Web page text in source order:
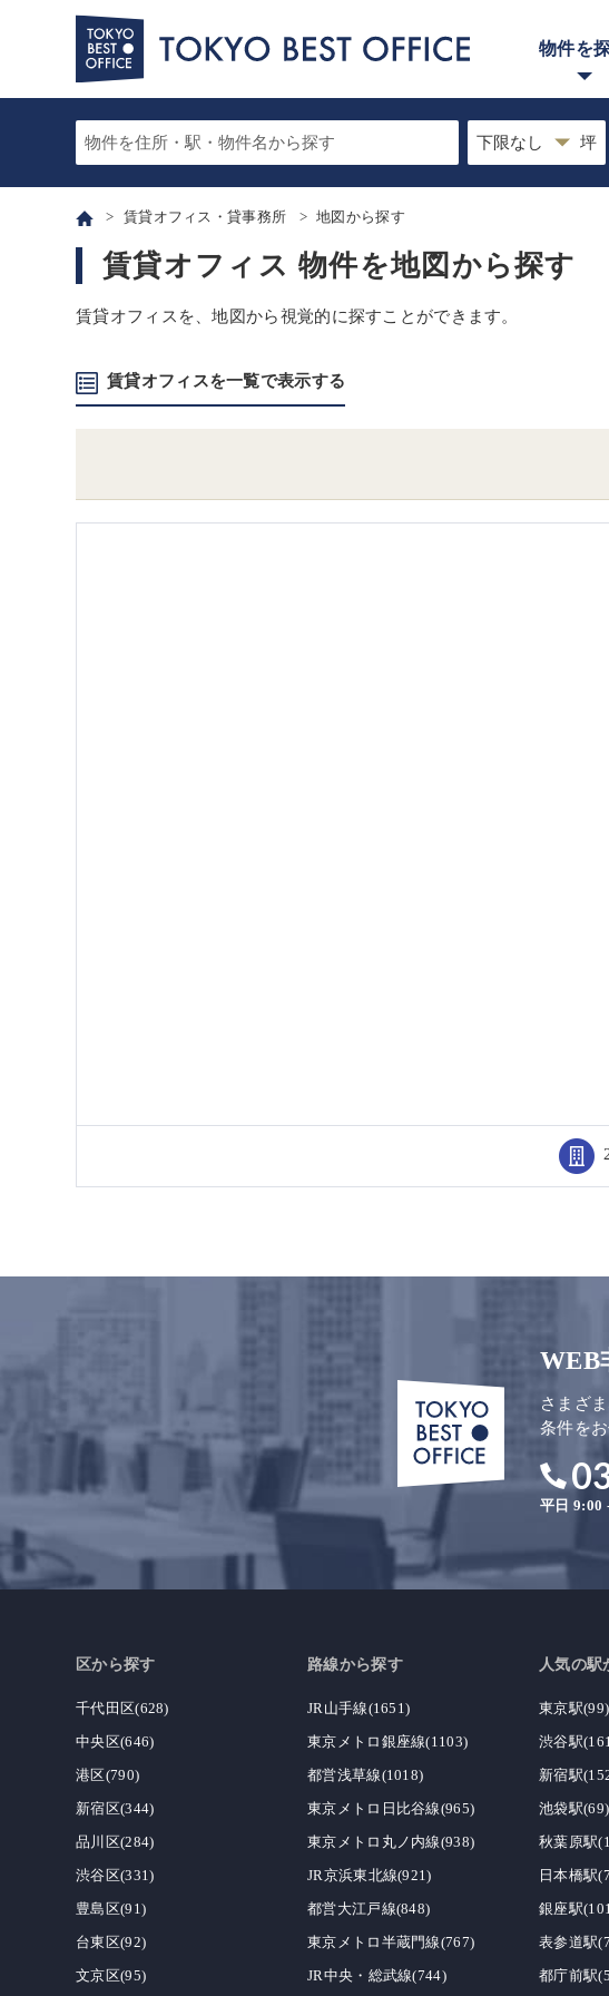
物件を
賃貸オフィス・貸事務所 地図から探す
賃貸オフィス 物件を地図から探す
賃貸オフィスを、地図から視覚的に探すことができます。
賃貸オフィスを一覧で表示する
WEB
さまざ
条件を
平日 9:00
区から探す
千代田区(628)
中央区(646)
港区(790)
新宿区(344)
品川区(284)
渋谷区(331)
豊島区(91)
台東区(92)
文京区(95)
路線から探す
JR山手線(1651)
東京メトロ銀座線(1103)
都営浅草線(1018)
東京メトロ日比谷線(965)
東京メトロ丸ノ内線(938)
JR京浜東北線(921)
都営大江戸線(848)
東京メトロ半蔵門線(767)
JR中央・総武線(744)
人気の駅
東京駅(99)
渋谷駅
新宿駅
池袋駅(69)
秋葉原駅
日本橋駅
銀座駅
表参道駅
都庁前駅